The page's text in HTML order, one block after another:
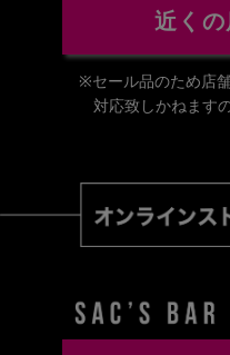
近く
※セール品のため店
対応致しかねます